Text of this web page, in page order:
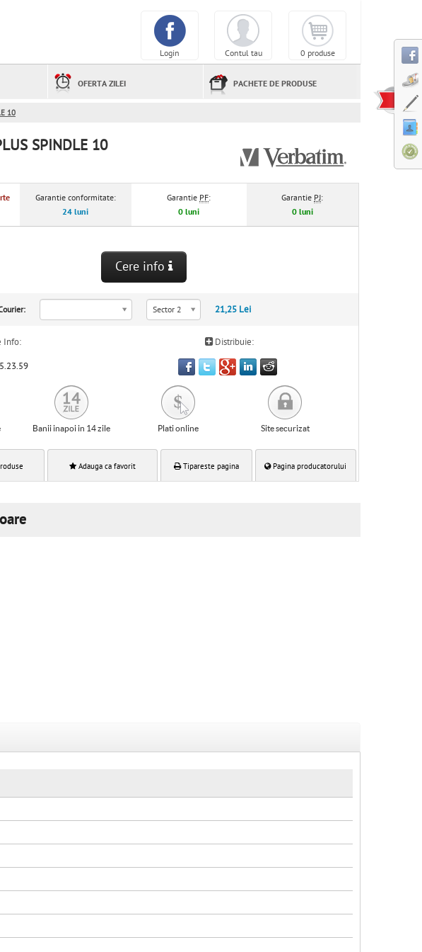
0 produse
Contul tau
Login
OFERTA ZILEI PACHETE DE PRODUSE
10
SPINDLE 10
Garantie conformitate:
24 luni
Garantie PF:
0 luni
Garantie PJ:
0 luni
Cere info
Sector 2 21,25 Lei
Info: Distribuie:
Banii inapoi in 14 zile Plati online Site securizat
Adauga ca favorit Tipareste pagina Pagina producatorului